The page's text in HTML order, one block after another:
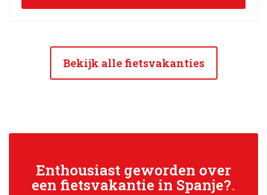
Bekijk alle fietsvakanties
Enthousiast geworden over
een fietsvakantie in Spanje?